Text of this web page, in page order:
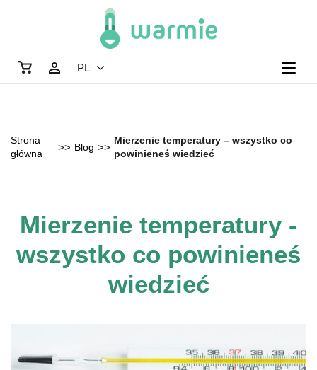
Home
View
PL
Strona
główna
>> Blog >>
Mierzenie temperatury – wszystko co
powinieneś wiedzieć
Mierzenie temperatury -
wszystko co powinieneś
wiedzieć